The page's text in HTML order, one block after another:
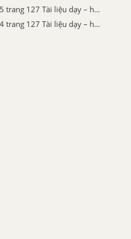
Bài tập 5 trang 127 Tài liệu dạy – học Toán 8 tập 2
Bài tập 4 trang 127 Tài liệu dạy – học Toán 8 tập 2